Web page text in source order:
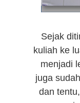
Sejak
kuliah ke
menjadi
juga
dan